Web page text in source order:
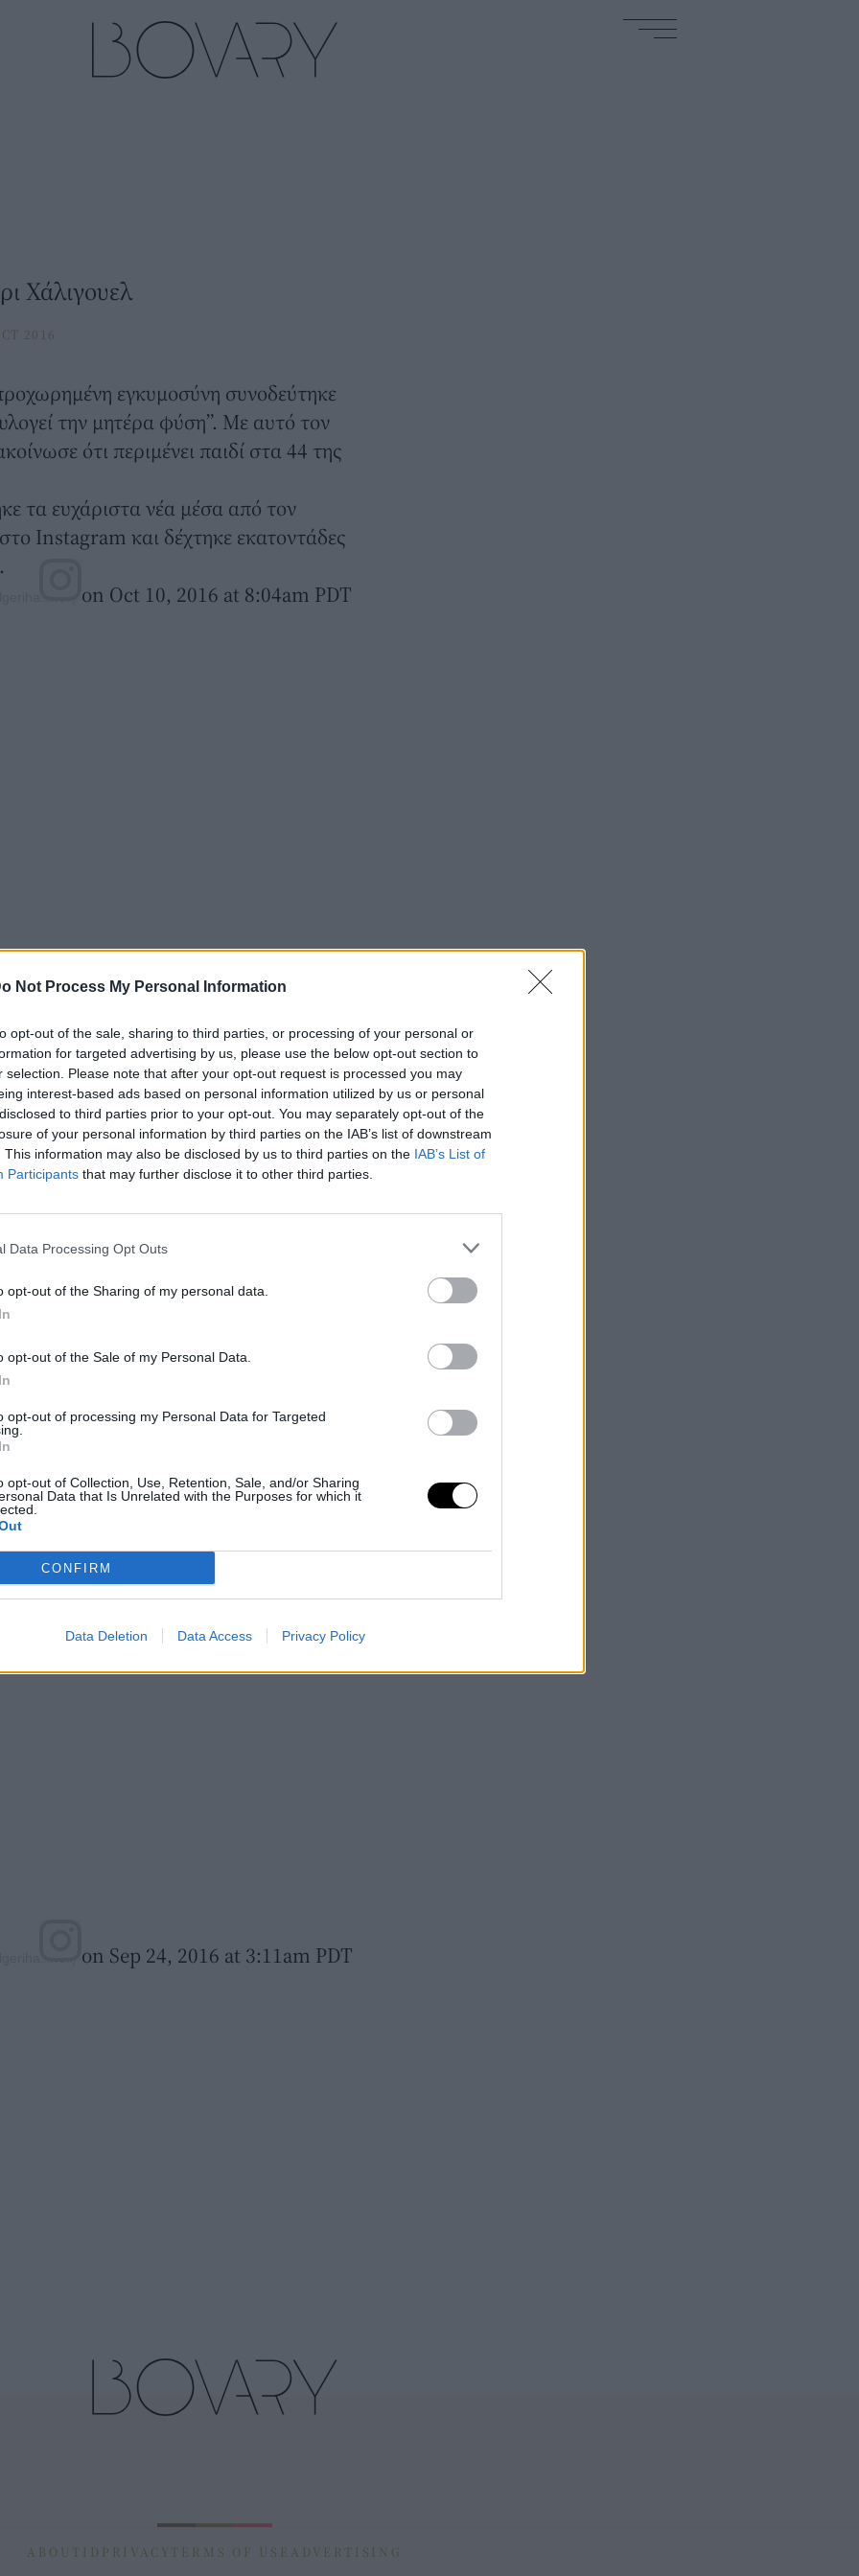
Not Process My Personal Information
opt-out of the sale, sharing to third parties, or processing of your personal or
for targeted advertising by us, please use the below opt-out section to
selection. Please note that after your opt-out request is processed you may
interest-based ads based on personal information utilized by us or personal
to third parties prior to your opt-out. You may separately opt-out of the
of your personal information by third parties on the IAB’s list of downstream
This information may also be disclosed by us to third parties on the IAB’s List of
Participants that may further disclose it to other third parties.
Data Processing Opt Outs
opt-out of the Sharing of my personal data.
opt-out of the Sale of my Personal Data.
opt-out of processing my Personal Data for Targeted
opt-out of Collection, Use, Retention, Sale, and/or Sharing
Data that Is Unrelated with the Purposes for which it
CONFIRM
Data Deletion Data Access Privacy Policy
Χάλιγουελ
2016
εγκυμοσύνη συνοδεύτηκε
την μητέρα φύση”. Με αυτό τον
ότι περιμένει παιδί στα 44 της
τα ευχάριστα νέα μέσα από τον
Instagram και δέχτηκε εκατοντάδες
on Oct 10, 2016 at 8:04am PDT
διευθυντή της ομάδας Red Bull στην
πιο ευτυχισμένες φάσεις της ζωής της.
της μικρής Μπλούμπελ που είναι 10
on Oct 2, 2016 at 3:54am PDT
των Spice Girls, έκανε δημόσια
στα Αttitude Awards 2016,
επίσης πρώην μέλος των Spice Girls,
maxi τουαλέτα, έλαμπε μπροστά στα
on Sep 24, 2016 at 3:11am PDT
ABOUT ID PRIVACY TERMS OF USE ADVERTISING